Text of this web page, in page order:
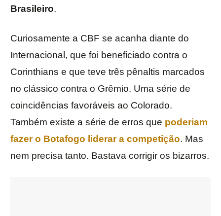
Brasileiro.
Curiosamente a CBF se acanha diante do
Internacional, que foi beneficiado contra o
Corinthians e que teve três pênaltis marcados
no clássico contra o Grêmio. Uma série de
coincidências favoráveis ao Colorado.
Também existe a série de erros que poderiam
fazer o Botafogo liderar a competição. Mas
nem precisa tanto. Bastava corrigir os bizarros.